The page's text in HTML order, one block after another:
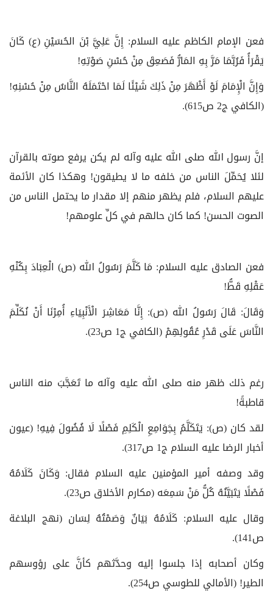
فعن الإمام الكاظم عليه السلام: إِنَّ عَلِيَّ بْنَ الحُسَيْنِ (ع) كَانَ
يَقْرَأُ فَرُبَّمَا مَرَّ بِهِ المَارُّ فَصَعِقَ مِنْ حُسْنِ صَوْتِهِ!
وَإِنَّ الْإِمَامَ لَوْ أَظْهَرَ مِنْ ذَلِكَ شَيْئًا لَمَا احْتَمَلَهُ النَّاسُ مِنْ حُسْنِهِ!
(الكافي ج2 ص615).
إنَّ رسول الله صلى الله عليه وآله لم يكن يرفع صوته بالقرآن
لئلا يُحَمِّلَ الناس من خلفه ما لا يطيقون! وهكذا كان الأئمة
عليهم السلام، فلم يظهر منهم إلا مقدار ما يحتمل الناس من
الصوت الحسن! كما كان حالهم في كلِّ علومهم!
فعن الصادق عليه السلام: مَا كَلَّمَ رَسُولُ الله (ص) الْعِبَادَ بِكُنْهِ
عَقْلِهِ قَطُّ!
وَقَالَ: قَالَ رَسُولُ الله (ص): إِنَّا مَعَاشِرَ الْأَنْبِيَاءِ أُمِرْنَا أَنْ نُكَلِّمَ
النَّاسَ عَلَى قَدْرِ عُقُولِهِمْ (الكافي ج‏1 ص23).
رغم ذلك ظهر منه صلى الله عليه وآله ما تَعَجَّبَ منه الناس
قاطبةً!
لقد كان (ص): يَتَكَلَّمُ بِجَوَامِعِ الْكَلِمِ فَصْلًا لَا فُضُولَ فِيهِ! (عيون
أخبار الرضا عليه السلام ج‏1 ص317).
وقد وصفه أمير المؤمنين عليه السلام فقال: وَكَانَ كَلَامُهُ
فَصْلًا يَتَبَيَّنُهُ كُلُّ مَنْ سَمِعَه‏ (مكارم الأخلاق ص23).
وقال عليه السلام: كَلَامُهُ بَيَانٌ وَصَمْتُهُ لِسَان‏ (نهج البلاغة
ص141).
وكان أصحابه إذا جلسوا إليه وحدَّثهم كأنَّ على رؤوسهم
الطير! (الأمالي للطوسي ص254).